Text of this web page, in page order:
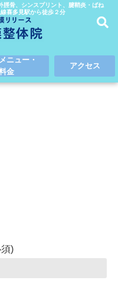
脛骨、シンスプリント、腱鞘炎・ばね
喜多見駅から徒歩２分
メニュー・
金
アクセス
)